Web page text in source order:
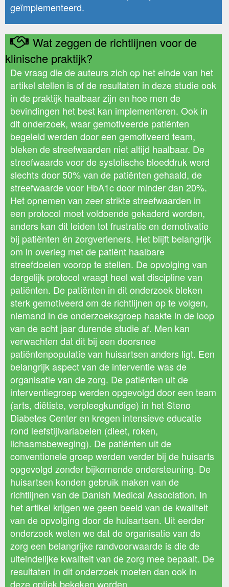
geïmplementeerd.
Wat zeggen de richtlijnen voor de
klinische praktijk?
De vraag die de auteurs zich op het einde van het
artikel stellen is of de resultaten in deze studie ook
in de praktijk haalbaar zijn en hoe men de
bevindingen het best kan implementeren. Ook in
dit onderzoek, waar gemotiveerde patiënten
begeleid werden door een gemotiveerd team,
bleken de streefwaarden niet altijd haalbaar. De
streefwaarde voor de systolische bloeddruk werd
slechts door 50% van de patiënten gehaald, de
streefwaarde voor HbA1c door minder dan 20%.
Het opnemen van zeer strikte streefwaarden in
een protocol moet voldoende gekaderd worden,
anders kan dit leiden tot frustratie en demotivatie
bij patiënten én zorgverleners. Het blijft belangrijk
om in overleg met de patiënt haalbare
streefdoelen voorop te stellen. De opvolging van
dergelijk protocol vraagt heel wat discipline van
patiënten. De patiënten in dit onderzoek bleken
sterk gemotiveerd om de richtlijnen op te volgen,
niemand in de onderzoeksgroep haakte in de loop
van de acht jaar durende studie af. Men kan
verwachten dat dit bij een doorsnee
patiëntenpopulatie van huisartsen anders ligt. Een
belangrijk aspect van de interventie was de
organisatie van de zorg. De patiënten uit de
interventiegroep werden opgevolgd door een team
(arts, diëtiste, verpleegkundige) in het Steno
Diabetes Center en kregen intensieve educatie
rond leefstijlvariabelen (dieet, roken,
lichaamsbeweging). De patiënten uit de
conventionele groep werden verder bij de huisarts
opgevolgd zonder bijkomende ondersteuning. De
huisartsen konden gebruik maken van de
richtlijnen van de Danish Medical Association. In
het artikel krijgen we geen beeld van de kwaliteit
van de opvolging door de huisartsen. Uit eerder
onderzoek weten we dat de organisatie van de
zorg een belangrijke randvoorwaarde is die de
uiteindelijke kwaliteit van de zorg mee bepaalt. De
resultaten in dit onderzoek moeten dan ook in
deze optiek bekeken worden.